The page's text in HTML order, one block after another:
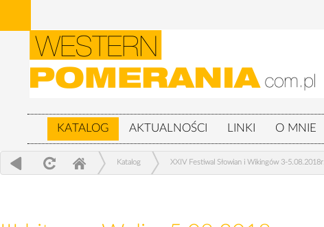
KATALOG AKTUALNOŚCI LINKI O MNIE
Katalog XXIV Festiwal Słowian i Wikingów 3-5.08.2018r.